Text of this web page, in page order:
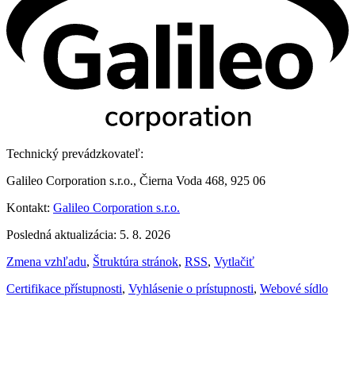
Technický prevádzkovateľ:
Galileo Corporation s.r.o., Čierna Voda 468, 925 06
Kontakt: Galileo Corporation s.r.o.
Posledná aktualizácia: 5. 8. 2026
Zmena vzhľadu, Štruktúra stránok, RSS, Vytlačiť
Certifikace přístupnosti, Vyhlásenie o prístupnosti, Webové sídlo